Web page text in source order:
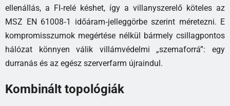
ellenállás, a FI‑relé késhet, így a villanyszerelő köteles az
MSZ EN 61008‑1 időáram‑jelleggörbe szerint méretezni. E
kompromisszumok megértése nélkül bármely csillagpontos
hálózat könnyen válik villámvédelmi „szemaforrá”: egy
durranás és az egész szerverfarm újraindul.
Kombinált topológiák